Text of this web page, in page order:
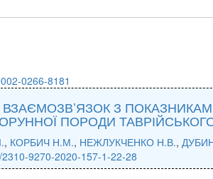
0266-8181
ВЗАЄМОЗВ’ЯЗОК З
ПОРОДИ
, КОРБИЧ Н.М., НЕЖЛУКЧЕНКО Н.В.,
9270-2020-157-1-22-28